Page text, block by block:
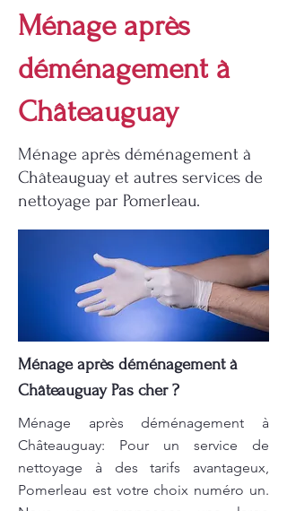
Ménage après
déménagement à
Châteauguay
Ménage après déménagement à
Châteauguay et autres services de
nettoyage par Pomerleau.
Ménage après déménagement à
Châteauguay Pas cher ?
Ménage après déménagement à
Châteauguay: Pour un service de
nettoyage à des tarifs avantageux,
Pomerleau est votre choix numéro un.